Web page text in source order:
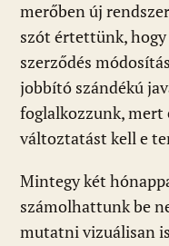
merőben új
szót értettünk,
szerződés
jobbító szándékú
foglalkozzunk, mert
változtatást kell e
Mintegy két
számolhattunk be
mutatni vizuálisan